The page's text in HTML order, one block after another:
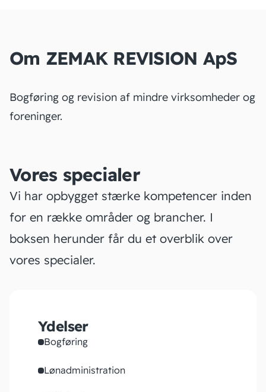
Om ZEMAK REVISION ApS
Bogføring og revision af mindre virksomheder og
foreninger.
Vores specialer
Vi har opbygget stærke kompetencer inden
for en række områder og brancher. I
boksen herunder får du et overblik over
vores specialer.
Ydelser
Bogføring
Lønadministration